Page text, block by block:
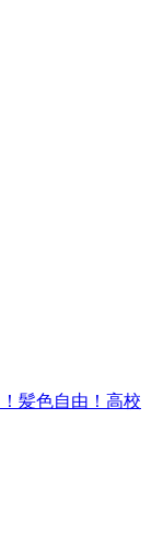
髪色自由！高校